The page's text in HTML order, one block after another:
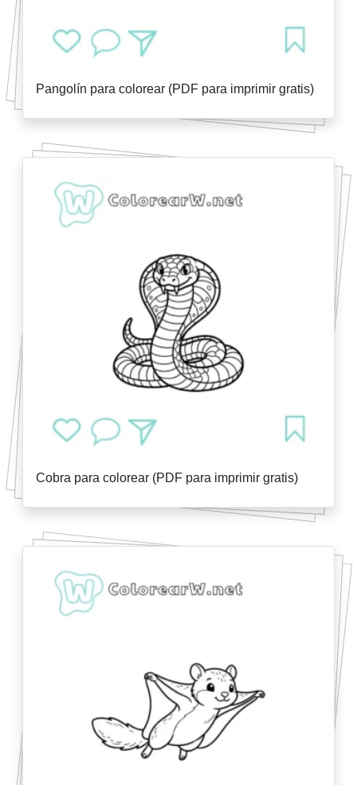
Pangolín para colorear (PDF para imprimir gratis)
Cobra para colorear (PDF para imprimir gratis)